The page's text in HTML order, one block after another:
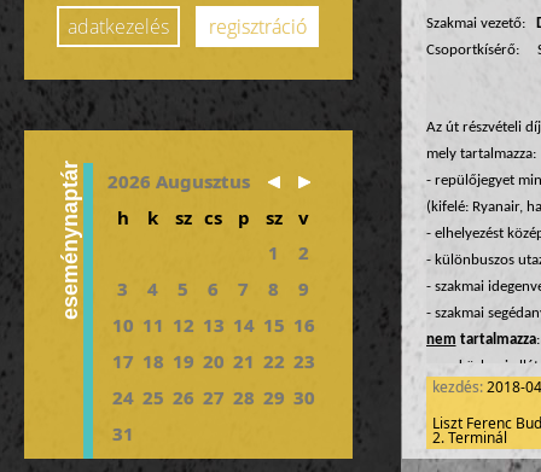
adatkezelés
regisztráció
eseménynaptár
2026 Augusztus
h
k sz cs p sz
v
1
2
3
4 5 6 7 8
9
10 11 12 13 14 15 16
17 18 19 20 21 22 23
24 25 26 27 28 29 30
31
Szakmai vezető:
Csoportkísérő:
Az út részvételi
mely tartalmazza:
- repülőjegyet
(kifelé: Ryanair,
- elhelyezést
- különbuszos
- szakmai
- szakmai
nem tartalmazza:
- napközbeni
- esetleges
- utas- és
kezdés:2018-
Liszt Ferenc
2. Terminál
létszám: 38-44